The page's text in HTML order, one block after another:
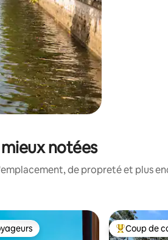
notées
de propreté et plus
Coups de
Coup de